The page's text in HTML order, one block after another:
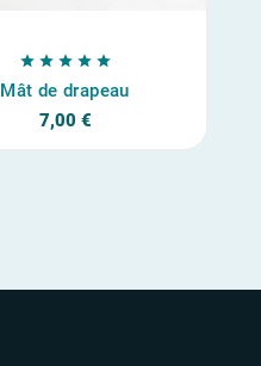
    
Mât de drapeau
7,00 €